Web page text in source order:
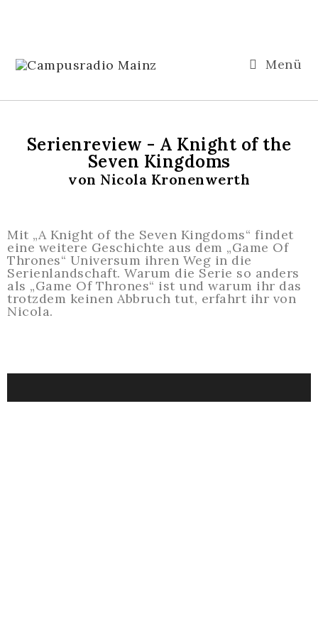
Menü
Serienreview - A Knight of the
Seven Kingdoms
von Nicola Kronenwerth
Mit „A Knight of the Seven Kingdoms“ findet
eine weitere Geschichte aus dem „Game Of
Thrones“ Universum ihren Weg in die
Serienlandschaft. Warum die Serie so anders
als „Game Of Thrones“ ist und warum ihr das
trotzdem keinen Abbruch tut, erfahrt ihr von
Nicola.